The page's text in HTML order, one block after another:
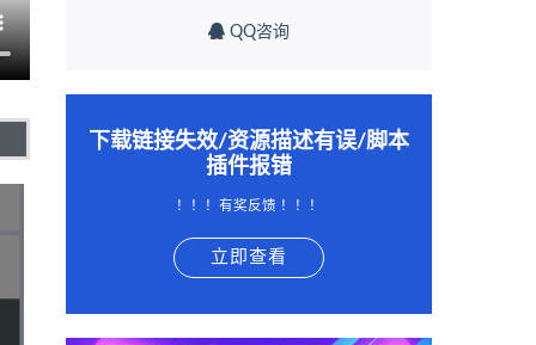
QQ咨询
下载链接失效/资源描述有误/脚本
插件报错
！！！有奖反馈 ！！！
立即查看